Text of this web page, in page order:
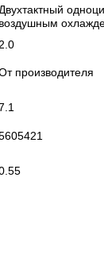
Двухтактный
воздушным
2.0
производителя